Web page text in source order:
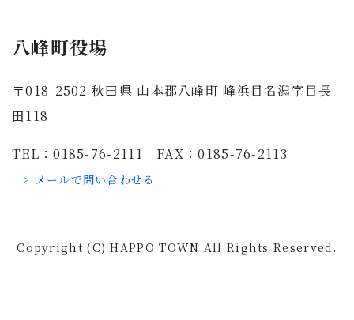
八峰町役場
〒018-2502 秋田県 山本郡八峰町 峰浜目名潟字目長
田118
TEL：0185-76-2111 FAX：0185-76-2113
> メールで問い合わせる
Copyright (C) HAPPO TOWN All Rights Reserved.